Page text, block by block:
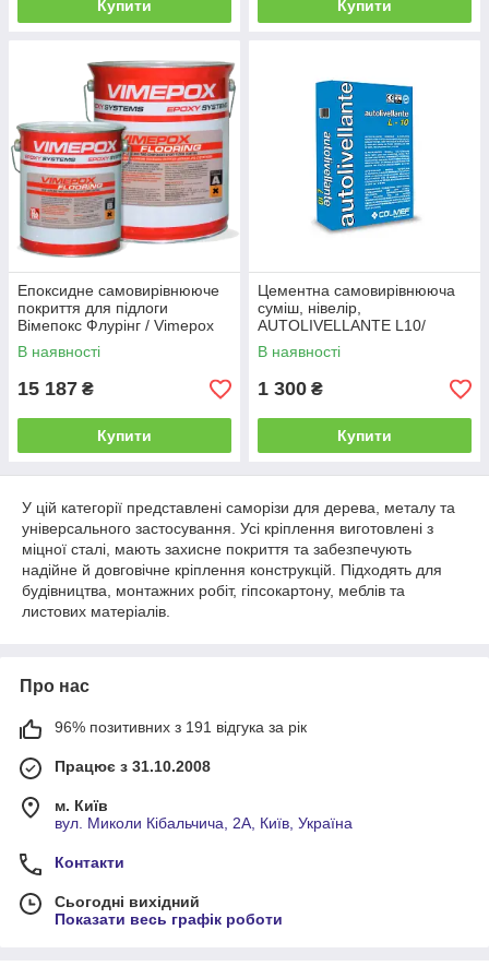
Купити Купити
Епоксидне самовирівнююче
покриття для підлоги
Вімепокс Флурінг / Vimepox
Flooring сірий , 10 кг
В наявності
15 187 ₴
Купити
Цементна самовирівнююча
суміш, нівелір,
AUTOLIVELLANTE L10/
Аутолівелланте Л-10 (1-
10мм) пак..25 кг
В наявності
1 300 ₴
Купити
У цій категорії представлені саморізи для дерева, металу та
універсального застосування. Усі кріплення виготовлені з
міцної сталі, мають захисне покриття та забезпечують
надійне й довговічне кріплення конструкцій. Підходять для
будівництва, монтажних робіт, гіпсокартону, меблів та
листових матеріалів.
Про нас
96% позитивних з 191 відгука за рік
Працює з 31.10.2008
м. Київ
вул. Миколи Кібальчича, 2А, Київ, Україна
Контакти
Сьогодні вихідний
Показати весь графік роботи